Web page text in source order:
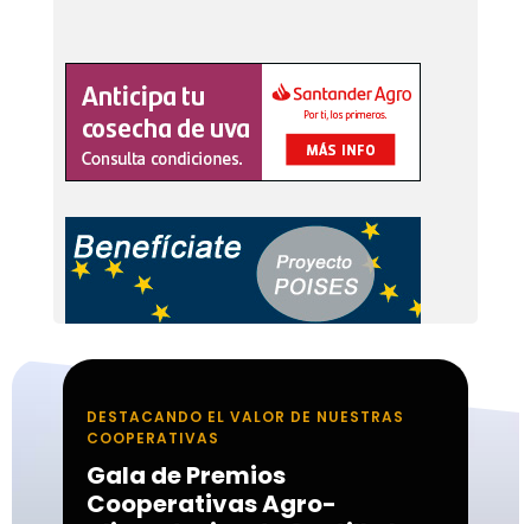
DESTACANDO EL VALOR DE NUESTRAS
COOPERATIVAS
Gala de Premios
Cooperativas Agro-